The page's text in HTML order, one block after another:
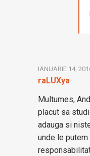
raLUXya
IANUARIE 14,
Multumes,
placut sa
adauga si
unde le